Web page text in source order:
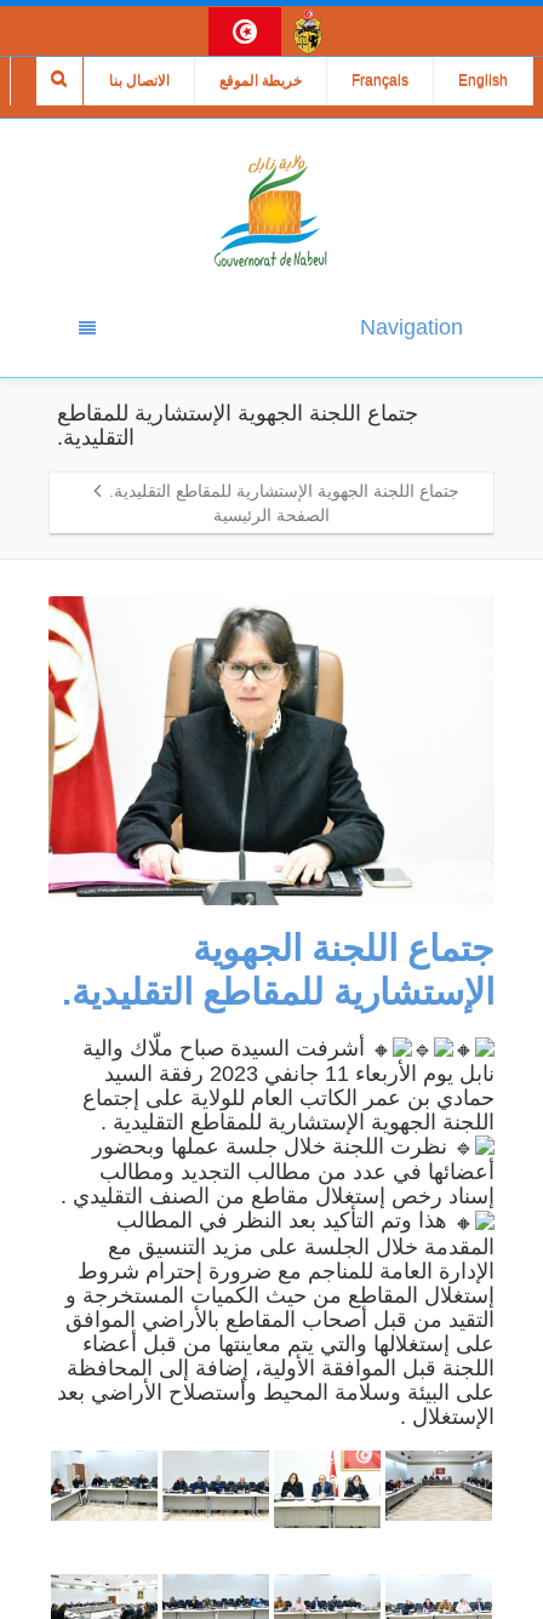
الاتصال بنا خريطة الموقع Français English
Navigation
جتماع اللجنة الجهوية الإستشارية للمقاطع
التقليدية.
جتماع اللجنة الجهوية الإستشارية للمقاطع التقليدية.
الصفحة الرئيسية
جتماع اللجنة الجهوية
الإستشارية للمقاطع التقليدية.
أشرفت السيدة صباح ملّاك والية
نابل يوم الأربعاء 11 جانفي 2023 رفقة السيد
حمادي بن عمر الكاتب العام للولاية على إجتماع
اللجنة الجهوية الإستشارية للمقاطع التقليدية .
نظرت اللجنة خلال جلسة عملها وبحضور
أعضائها في عدد من مطالب التجديد ومطالب
إسناد رخص إستغلال مقاطع من الصنف التقليدي .
هذا وتم التأكيد بعد النظر في المطالب
المقدمة خلال الجلسة على مزيد التنسيق مع
الإدارة العامة للمناجم مع ضرورة إحترام شروط
إستغلال المقاطع من حيث الكميات المستخرجة و
التقيد من قبل أصحاب المقاطع بالأراضي الموافق
على إستغلالها والتي يتم معاينتها من قبل أعضاء
اللجنة قبل الموافقة الأولية، إضافة إلى المحافظة
على البيئة وسلامة المحيط وأستصلاح الأراضي بعد
الإستغلال .